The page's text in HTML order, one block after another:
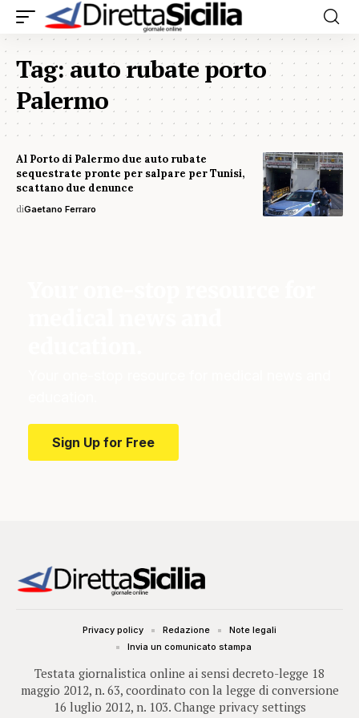
Tag:auto rubate porto
Palermo
Al Porto di Palermo due auto rubate
sequestrate pronte per salpare per Tunisi,
scattano due denunce
diGaetano Ferraro
Sign Up for Free
Testata giornalistica online ai sensi decreto-legge 18
maggio 2012, n. 63, coordinato con la legge di conversione
16 luglio 2012, n. 103. Change privacy settings
Privacy policy Redazione
Note legali
Invia un comunicato stampa